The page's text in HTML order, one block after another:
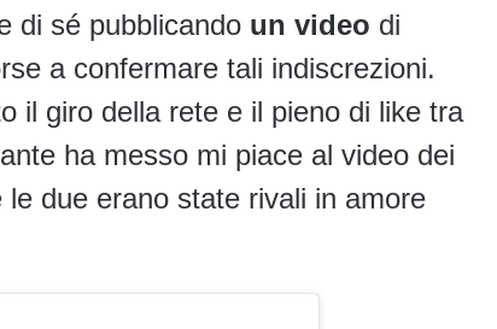
di sé pubblicando un video di
a confermare tali indiscrezioni.
il giro della rete e il pieno di like tra
ha messo mi piace al video dei
due erano state rivali in amore